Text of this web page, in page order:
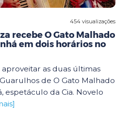
454 visualizações
recebe O Gato Malhado
em dois horários no
as duas últimas
de O Gato Malhado
espetáculo da Cia. Novelo